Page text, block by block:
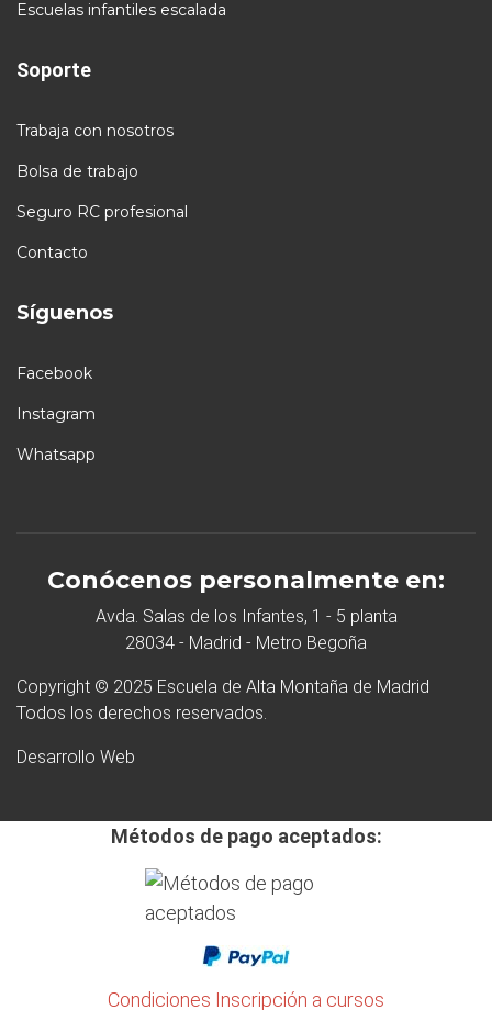
Escuelas infantiles escalada
Soporte
Trabaja con nosotros
Bolsa de trabajo
Seguro RC profesional
Contacto
Síguenos
Facebook
Instagram
Whatsapp
Conócenos personalmente en:
Avda. Salas de los Infantes, 1 - 5 planta
28034 - Madrid - Metro Begoña
Copyright © 2025 Escuela de Alta Montaña de Madrid
Todos los derechos reservados.
Desarrollo Web
Métodos de pago aceptados:
Condiciones Inscripción a cursos